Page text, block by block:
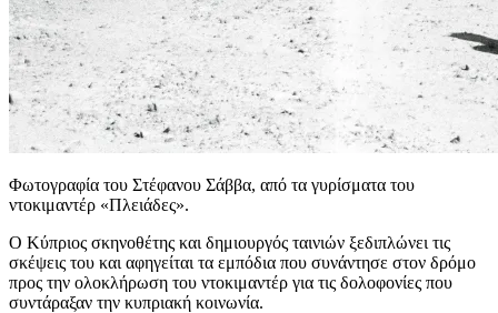
Φωτογραφία του Στέφανου Σάββα, από τα γυρίσματα του
ντοκιμαντέρ «Πλειάδες».
Ο Κύπριος σκηνοθέτης και δημιουργός ταινιών ξεδιπλώνει τις
σκέψεις του και αφηγείται τα εμπόδια που συνάντησε στον δρόμο
προς την ολοκλήρωση του ντοκιμαντέρ για τις δολοφονίες που
συντάραξαν την κυπριακή κοινωνία.